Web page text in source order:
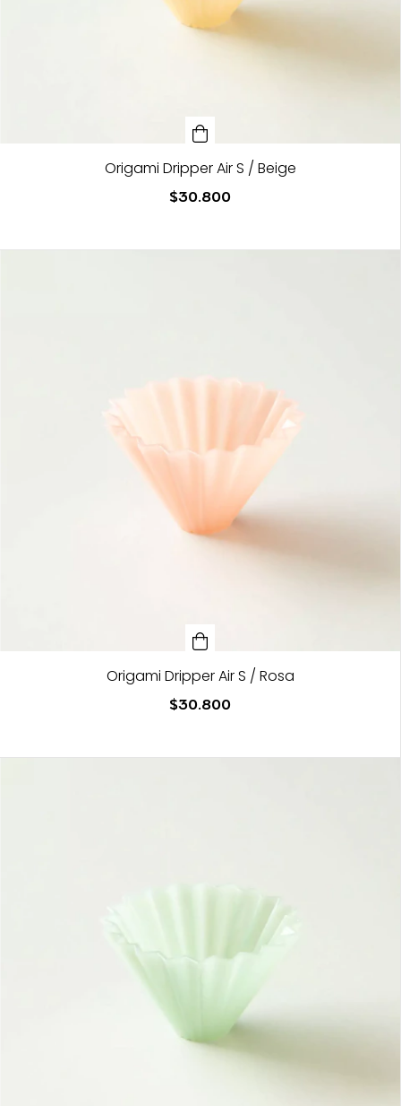
Origami Dripper Air S / Beige
$30.800
Origami Dripper Air S / Rosa
$30.800